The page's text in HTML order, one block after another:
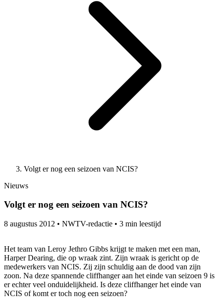
Volgt er nog een seizoen van NCIS?
Nieuws
Volgt er nog een seizoen van NCIS?
8 augustus 2012 • NWTV-redactie • 3 min leestijd
Het team van Leroy Jethro Gibbs krijgt te maken met een man,
Harper Dearing, die op wraak zint. Zijn wraak is gericht op de
medewerkers van NCIS. Zij zijn schuldig aan de dood van zijn
zoon. Na deze spannende cliffhanger aan het einde van seizoen 9 is
er echter veel onduidelijkheid. Is deze cliffhanger het einde van
NCIS of komt er toch nog een seizoen?